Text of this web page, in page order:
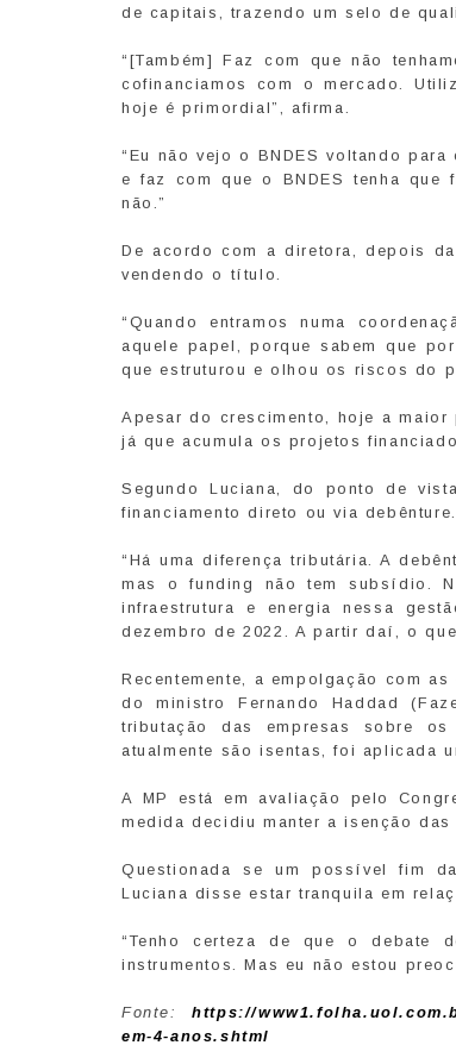
de capitais, trazendo um selo de
“[Também] Faz com que não
cofinanciamos com o mercado.
hoje é primordial”, afirma.
“Eu não vejo o BNDES voltando
e faz com que o BNDES tenha que
não.”
De acordo com a diretora, depois
vendendo o título.
“Quando entramos numa
aquele papel, porque sabem que
que estruturou e olhou os riscos do
Apesar do crescimento, hoje a
já que acumula os projetos
Segundo Luciana, do ponto de
financiamento direto ou via debênture.
“Há uma diferença tributária. A
mas o funding não tem subsídio.
infraestrutura e energia nessa
dezembro de 2022. A partir daí, o
Recentemente, a empolgação com
do ministro Fernando Haddad
tributação das empresas sobre
atualmente são isentas, foi aplicada
A MP está em avaliação pelo
medida decidiu manter a isenção
Questionada se um possível fim
Luciana disse estar tranquila em
“Tenho certeza de que o debate
instrumentos. Mas eu não estou
Fonte:https://
em-4-anos.shtml